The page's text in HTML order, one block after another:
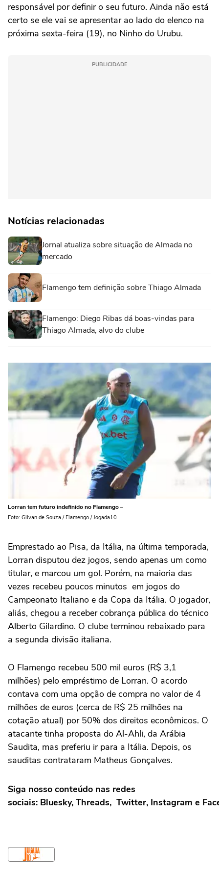
responsável por definir o seu futuro. Ainda não está
certo se ele vai se apresentar ao lado do elenco na
próxima sexta-feira (19), no Ninho do Urubu.
PUBLICIDADE
Notícias relacionadas
Jornal atualiza sobre situação de Almada no
mercado
Flamengo tem definição sobre Thiago Almada
Flamengo: Diego Ribas dá boas-vindas para
Thiago Almada, alvo do clube
Lorran tem futuro indefinido no Flamengo –
Foto: Gilvan de Souza / Flamengo / Jogada10
Emprestado ao Pisa, da Itália, na última temporada,
Lorran disputou dez jogos, sendo apenas um como
titular, e marcou um gol. Porém, na maioria das
vezes recebeu poucos minutos em jogos do
Campeonato Italiano e da Copa da Itália. O jogador,
aliás, chegou a receber cobrança pública do técnico
Alberto Gilardino. O clube terminou rebaixado para
a segunda divisão italiana.
O Flamengo recebeu 500 mil euros (R$ 3,1
milhões) pelo empréstimo de Lorran. O acordo
contava com uma opção de compra no valor de 4
milhões de euros (cerca de R$ 25 milhões na
cotação atual) por 50% dos direitos econômicos. O
atacante tinha proposta do Al-Ahli, da Arábia
Saudita, mas preferiu ir para a Itália. Depois, os
sauditas contrataram Matheus Gonçalves.
Siga nosso conteúdo nas redes
sociais: Bluesky, Threads, Twitter, Instagram e